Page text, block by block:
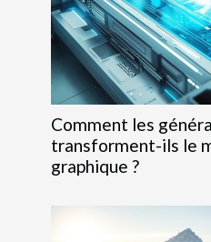
Comment les
transforment-ils le
graphique ?